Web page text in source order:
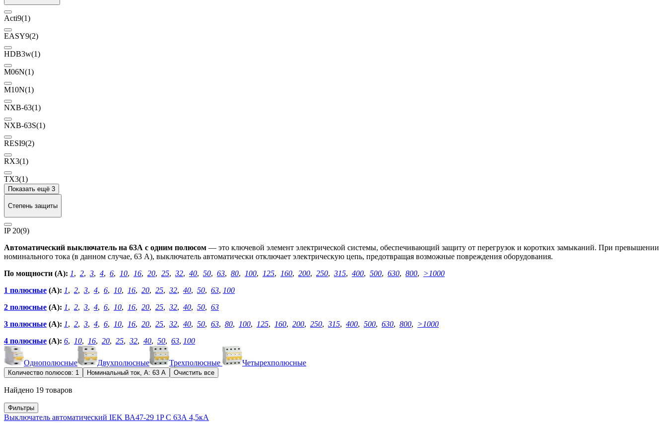
Acti9(1)
EASY9(2)
HDB3w(1)
M06N(1)
M10N(1)
NXB-63(1)
NXB-63S(1)
RESI9(2)
RX3(1)
TX3(1)
Показать ещё 3
Степень защиты
IP 20(9)
Автоматический выключатель на 63А с одним полюсом — это ключевой элемент электрической системы, обеспечивающий защиту от перегрузок и коротких замыканий. При превышении
номинального тока (в данном случае, 63 А), выключатель автоматически отключает электрическую цепь, предотвращая возможные повреждения оборудования.
По мощности (А): 1, 2, 3, 4, 6, 10, 16, 20, 25, 32, 40, 50, 63, 80, 100, 125, 160, 200, 250, 315, 400, 500, 630, 800, >1000
1 полюсные (А): 1, 2, 3, 4, 6, 10, 16, 20, 25, 32, 40, 50, 63, 100
2 полюсные (А): 1, 2, 3, 4, 6, 10, 16, 20, 25, 32, 40, 50, 63
3 полюсные (А): 1, 2, 3, 4, 6, 10, 16, 20, 25, 32, 40, 50, 63, 80, 100, 125, 160, 200, 250, 315, 400, 500, 630, 800, >1000
4 полюсные (А): 6, 10, 16, 20, 25, 32, 40, 50, 63, 100
Однополюсные Двухполюсные Трехполюсные Четырехполюсные
Количество полюсов: 1 Номинальный ток, А: 63 А Очистить все
Найдено 19 товаров
Фильтры
Выключатель автоматический IEK ВА47-29 1P C 63А 4,5кА